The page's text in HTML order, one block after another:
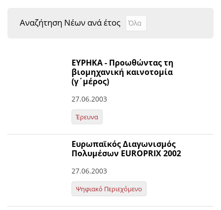
Αναζήτηση Νέων ανά έτος Αναζήτηση Νέων ανά
Year
ΕΥΡΗΚΑ - Προωθώντας τη
βιομηχανική καινοτομία
(γ΄μέρος)
27.06.2003
Έρευνα
Ευρωπαϊκός Διαγωνισμός
Πολυμέσων EUROPRIX 2002
27.06.2003
Ψηφιακό Περιεχόμενο